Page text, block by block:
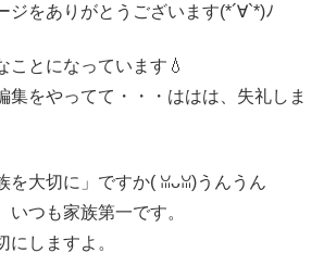
ジをありがとうございます(*´∀`*)ﾉ
ことになっています💧
集をやってて・・・ははは、失礼しま
大切に」ですか( ꈍᴗꈍ)うんうん
いつも家族第一です。
にしますよ。